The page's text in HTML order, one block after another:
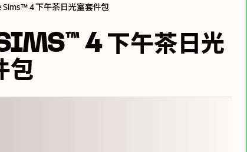
Sims™ 4 下午茶日光室套件包
4 下午茶日光
包